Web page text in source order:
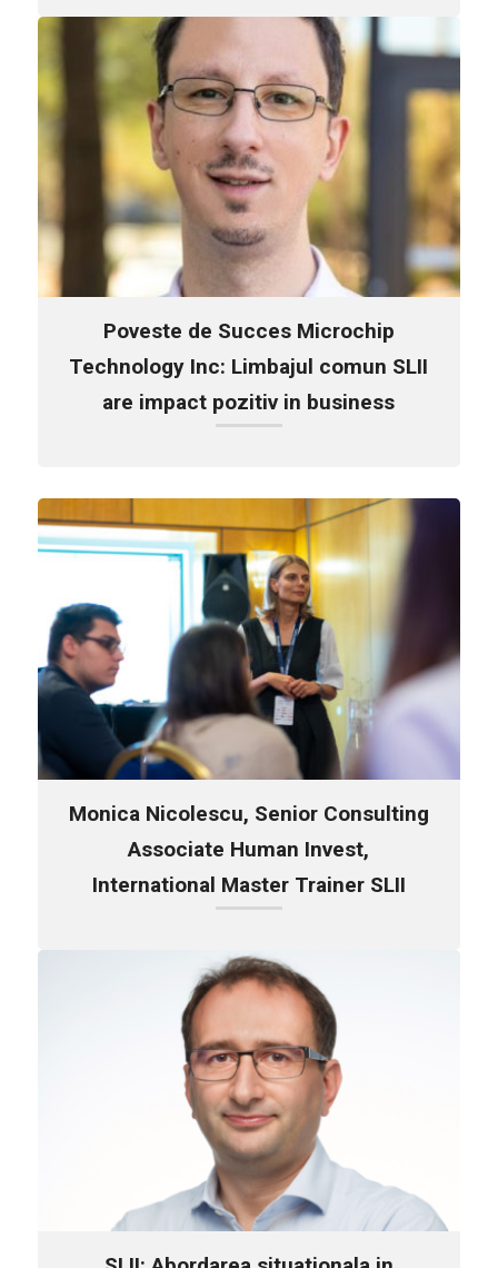
Poveste de Succes Microchip
Technology Inc: Limbajul comun SLII
are impact pozitiv in business
Monica Nicolescu, Senior Consulting
Associate Human Invest,
International Master Trainer SLII